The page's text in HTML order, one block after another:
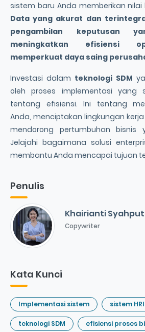
sistem baru Anda memberikan
Data yang akurat dan
pengambilan keputusan
meningkatkan efisiensi
memperkuat daya saing
Investasi dalam teknologi SDM
oleh proses implementasi yang
tentang efisiensi. Ini tentang
Anda, menciptakan lingkungan
mendorong pertumbuhan bisnis
Jelajahi bagaimana solusi
membantu Anda mencapai tujuan
Penulis
Khairianti
Copywriter
Kata Kunci
Implementasi sistem sistem
teknologi SDM efisiensi proses